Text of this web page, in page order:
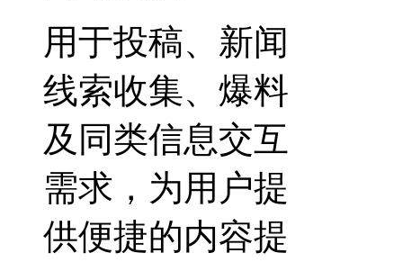
用于投稿、新闻
线索收集、爆料
及同类信息交互
需求，为用户提
供便捷的内容提